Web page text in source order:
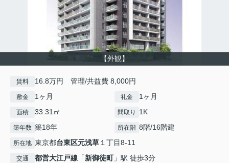
【外観】
賃料 16.8万円 管理/共益費 8,000円
敷金 1ヶ月 礼金 1ヶ月
面積 33.31㎡ 間取り 1K
築年数 築18年 所在階 8階/16階建
所在地 東京都台東区元浅草 １丁目8-11
交通 都営大江戸線 「新御徒町」駅 徒歩3分